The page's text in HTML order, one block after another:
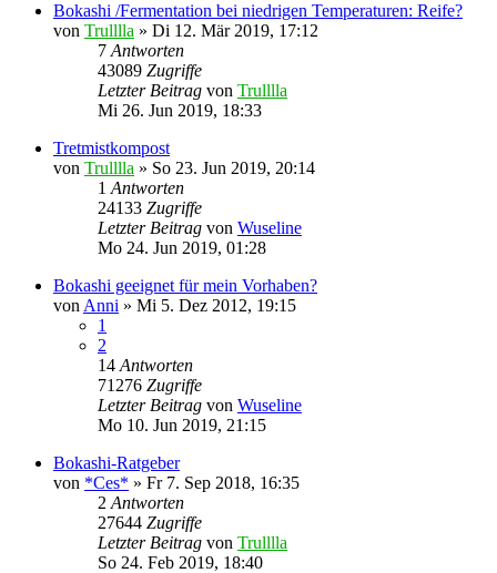
Bokashi /Fermentation bei niedrigen Temperaturen: Reife?
von Trulllla » Di 12. Mär 2019, 17:12
7 Antworten
43089 Zugriffe
Letzter Beitrag von Trulllla
Mi 26. Jun 2019, 18:33
Tretmistkompost
von Trulllla » So 23. Jun 2019, 20:14
1 Antworten
24133 Zugriffe
Letzter Beitrag von Wuseline
Mo 24. Jun 2019, 01:28
Bokashi geeignet für mein Vorhaben?
von Anni » Mi 5. Dez 2012, 19:15
1
2
14 Antworten
71276 Zugriffe
Letzter Beitrag von Wuseline
Mo 10. Jun 2019, 21:15
Bokashi-Ratgeber
von *Ces* » Fr 7. Sep 2018, 16:35
2 Antworten
27644 Zugriffe
Letzter Beitrag von Trulllla
So 24. Feb 2019, 18:40